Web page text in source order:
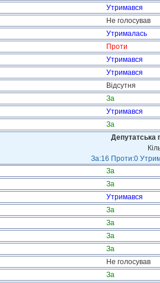
Утримався
Не голосував
Утрималась
Проти
Утримався
Утримався
Відсутня
За
Утримався
За
Депутатська
За:16 Проти:0
За
За
Утримався
За
За
За
За
Не голосував
За